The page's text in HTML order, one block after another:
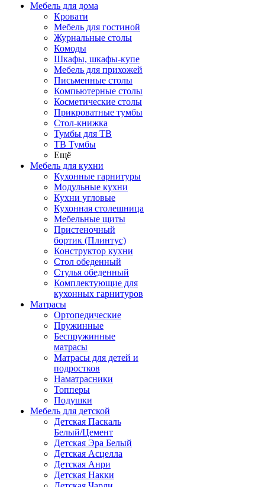
Мебель для дома
Кровати
Мебель для гостиной
Журнальные столы
Комоды
Шкафы, шкафы-купе
Мебель для прихожей
Письменные столы
Компьютерные столы
Косметические столы
Прикроватные тумбы
Стол-книжка
Тумбы для ТВ
ТВ Тумбы
Ещё
Мебель для кухни
Кухонные гарнитуры
Модульные кухни
Кухни угловые
Кухонная столешница
Мебельные щиты
Пристеночный
бортик (Плинтус)
Конструктор кухни
Стол обеденный
Стулья обеденный
Комплектующие для
кухонных гарнитуров
Матраcы
Ортопедические
Пружинные
Беспружинные
матрасы
Матрасы для детей и
подростков
Наматрасники
Топперы
Подушки
Мебель для детской
Детская Паскаль
Белый/Цемент
Детская Эра Белый
Детская Асцелла
Детская Анри
Детская Накки